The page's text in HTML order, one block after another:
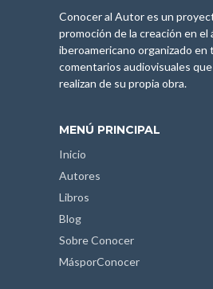
Conocer al Autor es un
promoción de la creación en el
iberoamericano organizado en
comentarios audiovisuales
realizan de su propia obra.
MENÚ PRINCIPAL
Inicio
Autores
Libros
Blog
Sobre Conocer
MásporConocer